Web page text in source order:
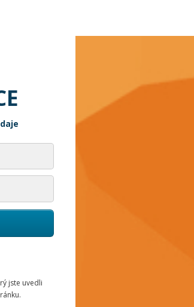
jste uvedli